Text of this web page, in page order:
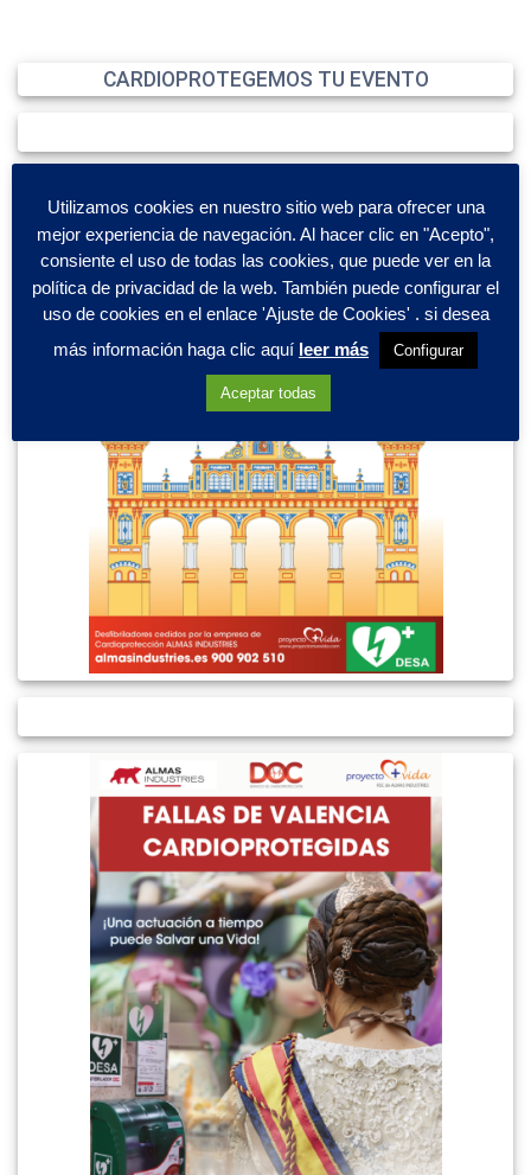
CARDIOPROTEGEMOS TU EVENTO
Utilizamos cookies en nuestro sitio web para ofrecer una
mejor experiencia de navegación. Al hacer clic en "Acepto",
consiente el uso de todas las cookies, que puede ver en la
política de privacidad de la web. También puede configurar el
uso de cookies en el enlace 'Ajuste de Cookies' . si desea
más información haga clic aquí leer más Configurar
Aceptar todas